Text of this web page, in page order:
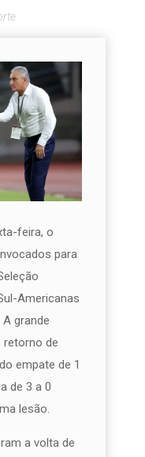
feira, o
para
Americanas
grande
retorno de
empate de 1
de 3 a 0
lesão.
a volta de